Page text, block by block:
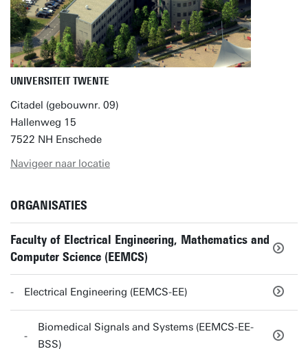
UNIVERSITEIT TWENTE
Citadel (gebouwnr. 09)
Hallenweg 15
7522 NH Enschede
Navigeer naar locatie
ORGANISATIES
Faculty of Electrical Engineering, Mathematics and
Computer Science (EEMCS)
Electrical Engineering (EEMCS-EE)
Biomedical Signals and Systems (EEMCS-EE-
BSS)